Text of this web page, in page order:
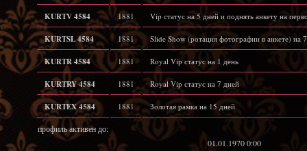
KURTV 4584 1881 Vip статус на 5 дней и поднять анкету на
KURTSL 4584 1881 Slide Show (ротация фотографии в анкете) на
KURTR 4584 1881 Royal Vip статус на 1 день
KURTRY 4584 1881 Royal Vip статус на 7 дней
KURTEX 4584 1881 Золотая рамка на 15 дней
профиль активен до:
01.01.1970 0:00